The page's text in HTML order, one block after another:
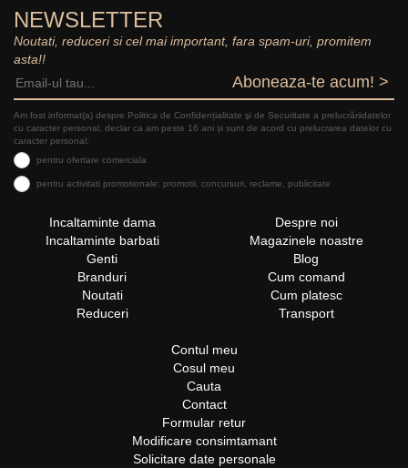
NEWSLETTER
Noutati, reduceri si cel mai important, fara spam-uri, promitem
asta!!
Aboneaza-te acum! >
Am fost informat(a) despre Politica de Confidențialitate şi de Securitate a prelucrăriidatelor
cu caracter personal, declar ca am peste 16 ani și sunt de acord cu prelucrarea datelor cu
caracter personal:
pentru ofertare comerciala
pentru activitati promotionale: promotii, concursuri, reclame, publicitate
Incaltaminte dama
Incaltaminte barbati
Genti
Branduri
Noutati
Reduceri
Despre noi
Magazinele noastre
Blog
Cum comand
Cum platesc
Transport
Contul meu
Cosul meu
Cauta
Contact
Formular retur
Modificare consimtamant
Solicitare date personale